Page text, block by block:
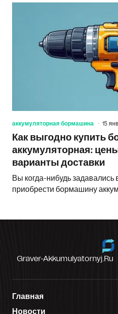
аккумуляторная бормашина 15
Как выгодно купить
аккумуляторная:
варианты доставки
Вы когда-нибудь задавались
приобрести бормашину
Graver-Akkumulyatornyj.ru
Главная
Новости